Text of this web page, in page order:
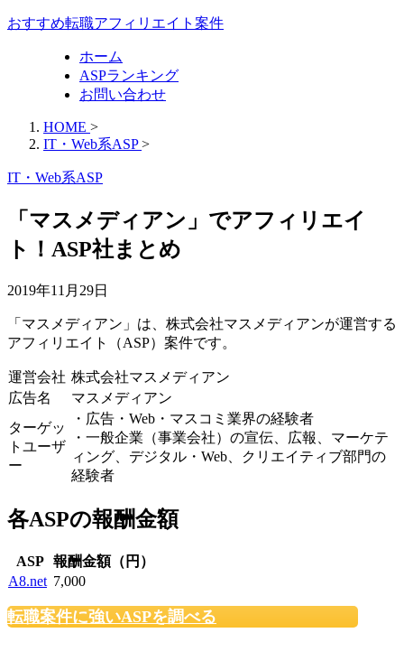
おすすめ転職アフィリエイト案件
ホーム
ASPランキング
お問い合わせ
HOME >
IT・Web系ASP >
IT・Web系ASP
「マスメディアン」でアフィリエイ
ト！ASP社まとめ
2019年11月29日
「マスメディアン」は、株式会社マスメディアンが運営する
アフィリエイト（ASP）案件です。
運営会社 株式会社マスメディアン
広告名
マスメディアン
ターゲッ
トユーザ
ー
・広告・Web・マスコミ業界の経験者
・一般企業（事業会社）の宣伝、広報、マーケテ
ィング、デジタル・Web、クリエイティブ部門の
経験者
各ASPの報酬金額
ASP
報酬金額（円）
A8.net 7,000
転職案件に強いASPを調べる